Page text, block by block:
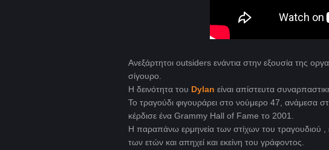
Ανεξάρτητοι outsiders ενάντια στην εξουσία της
σίγουρο.
Η δεινότητα του Dylan είναι απίστευτα
Το τραγούδι φιγουράρει στο νούμερο 47, ανάμεσα
κέρδισε ένα Grammy Hall of Fame το 2001.
Η παραπάνω ερμηνεία των στίχων του τραγουδιού ,
των ετών και απηχεί και εκείνη του γράφοντος.